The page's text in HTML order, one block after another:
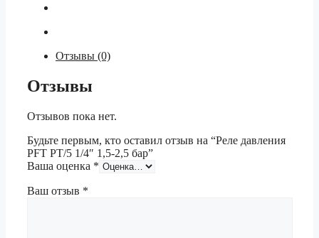
Отзывы (0)
Отзывы
Отзывов пока нет.
Будьте первым, кто оставил отзыв на “Реле давления
PFT РТ/5 1/4″ 1,5-2,5 бар”
Ваша оценка *
Ваш отзыв *